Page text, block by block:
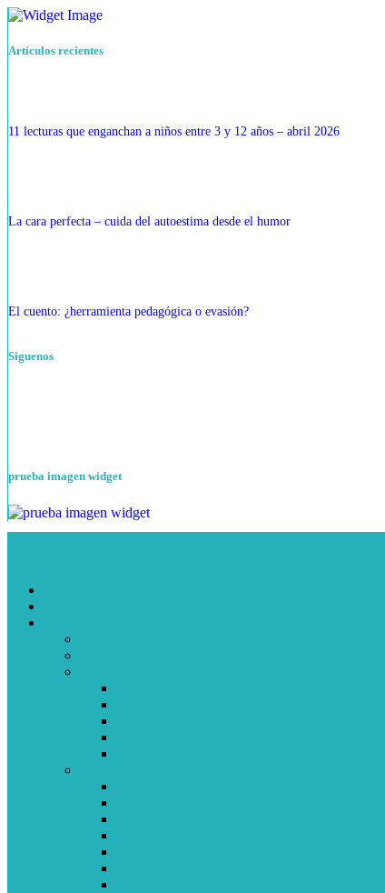
Artículos recientes
11 lecturas que enganchan a niños entre 3 y 12 años – abril 2026
La cara perfecta – cuida del autoestima desde el humor
El cuento: ¿herramienta pedagógica o evasión?
Siguenos
prueba imagen widget